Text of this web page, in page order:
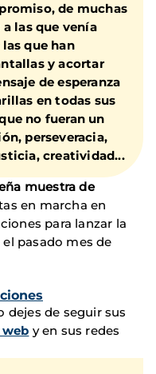
de muchas
las que venía
que han
y acortar
de esperanza
en todas sus
no fueran un
perseveracia,
creatividad...
muestra de
en marcha en
para lanzar la
pasado mes de
dejes de seguir sus
y en sus redes